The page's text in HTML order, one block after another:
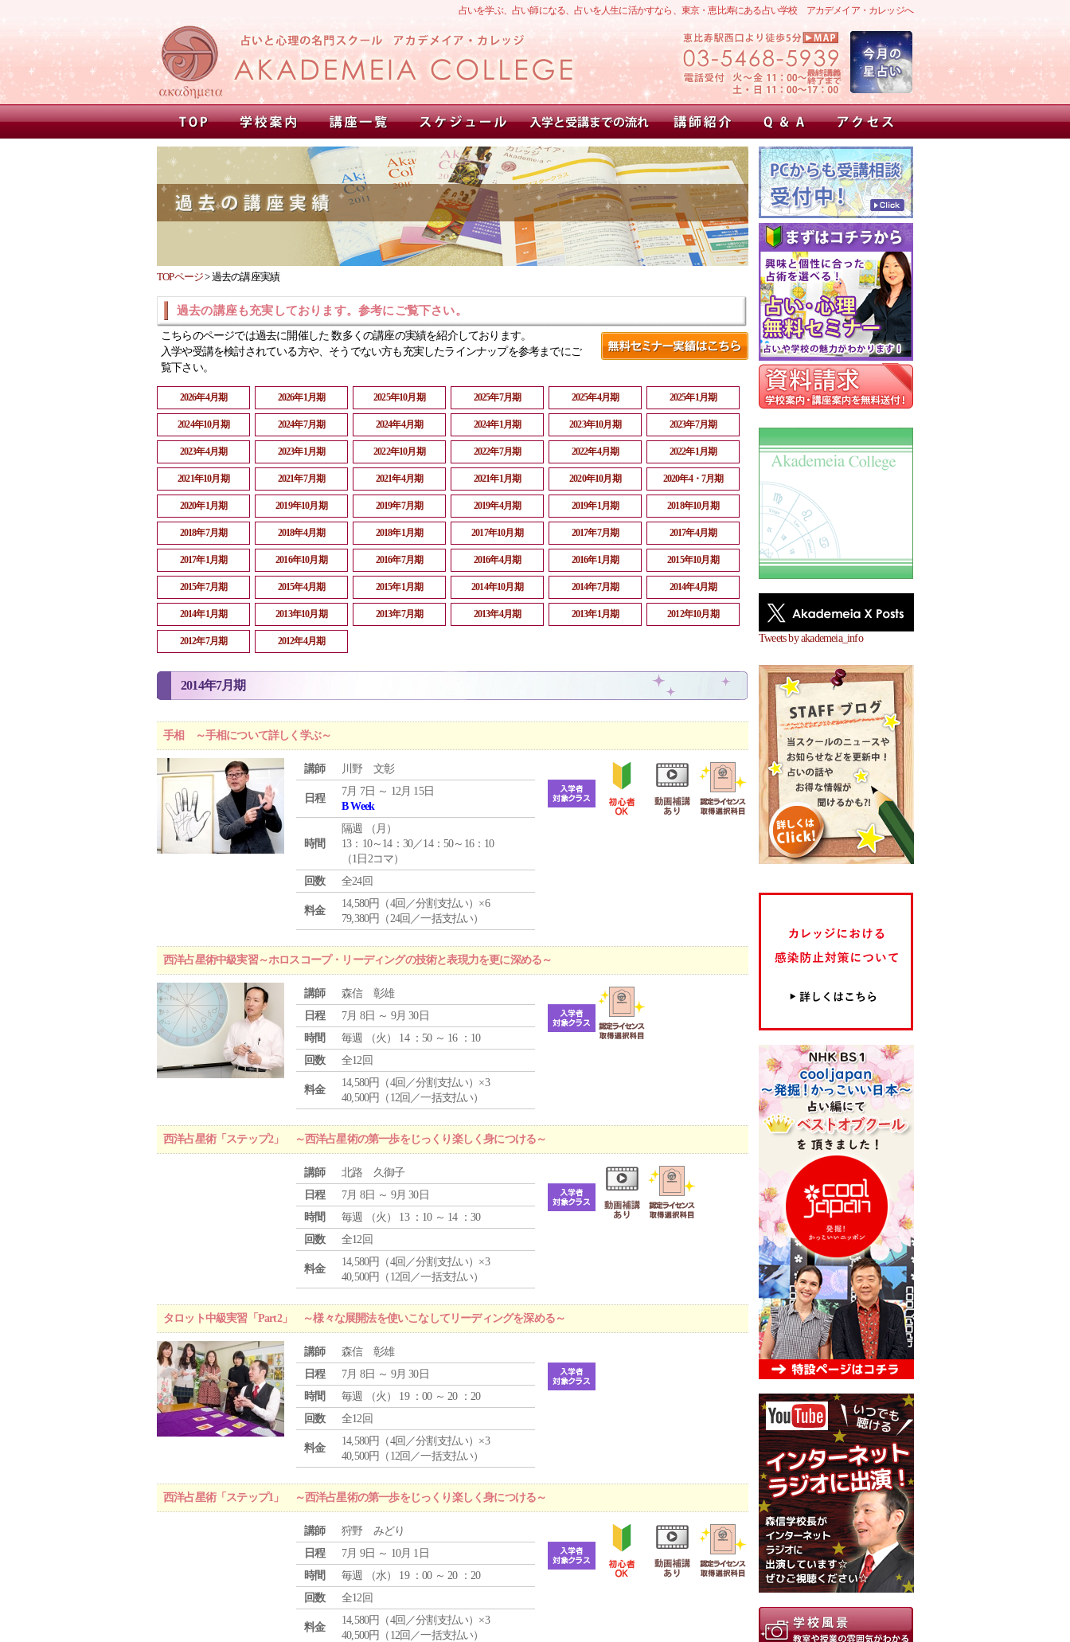
占いを学ぶ、占い師になる、占いを人生に活かすなら、東京・恵比寿にある占い学校 アカデメイア・カレッジへ
Tweets by akademeia_info
TOPページ>過去の講座実績
過去の講座も充実しております。参考にご覧下さい。
こちらのページでは過去に開催した 数多くの講座の実績を紹介しております。
入学や受講を検討されている方や、そうでない方も充実したラインナップを参考までにご
覧下さい。
2026年4月期 2026年1月期 2025年10月期 2025年7月期 2025年4月期 2025年1月期
2024年10月期 2024年7月期 2024年4月期 2024年1月期 2023年10月期 2023年7月期
2023年4月期 2023年1月期 2022年10月期 2022年7月期 2022年4月期 2022年1月期
2021年10月期 2021年7月期 2021年4月期 2021年1月期 2020年10月期 2020年4・7月期
2020年1月期 2019年10月期 2019年7月期 2019年4月期 2019年1月期 2018年10月期
2018年7月期 2018年4月期 2018年1月期 2017年10月期 2017年7月期 2017年4月期
2017年1月期 2016年10月期 2016年7月期 2016年4月期 2016年1月期 2015年10月期
2015年7月期 2015年4月期 2015年1月期 2014年10月期 2014年7月期 2014年4月期
2014年1月期 2013年10月期 2013年7月期 2013年4月期 2013年1月期 2012年10月期
2012年7月期 2012年4月期
2014年7月期
手相 ～手相について詳しく学ぶ～
講師 川野 文彰
日程
7月 7日 ～ 12月 15日
B Week
時間
隔週 （ 月 ）
13：10～14：30／14：50～16：10
（1日2コマ）
回数
全24回
料金
14,580円（4回／分割支払い）×6
79,380円（24回／一括支払い）
西洋占星術中級実習～ホロスコープ・リーディングの技術と表現力を更に深める～
講師
森信 彰雄
日程
7月 8日 ～ 9月 30日
時間
毎週 （火 ） 14 ：50 ～ 16 ：10
回数
全12回
料金
14,580円（4回／分割支払い）×3
40,500円（12回／一括支払い）
西洋占星術「ステップ2」 ～西洋占星術の第一歩をじっくり楽しく身につける～
講師
北路 久御子
日程
7月 8日 ～ 9月 30日
時間
毎週 （火 ） 13 ：10 ～ 14 ：30
回数
全12回
料金
14,580円（4回／分割支払い）×3
40,500円（12回／一括支払い）
タロット中級実習「Part2」 ～様々な展開法を使いこなしてリーディングを深める～
講師
森信 彰雄
日程
7月 8日 ～ 9月 30日
時間
毎週 （火 ） 19 ：00 ～ 20 ：20
回数
全12回
料金
14,580円（4回／分割支払い）×3
40,500円（12回／一括支払い）
西洋占星術「ステップ1」 ～西洋占星術の第一歩をじっくり楽しく身につける～
講師
狩野 みどり
日程
7月 9日 ～ 10月 1日
時間
毎週 （水） 19 ：00 ～ 20 ：20
回数
全12回
料金
14,580円（4回／分割支払い）×3
40,500円（12回／一括支払い）